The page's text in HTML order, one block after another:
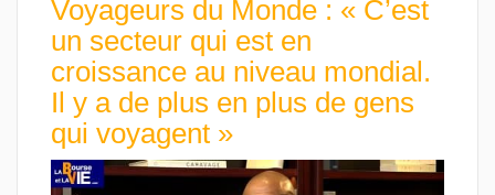
Voyageurs du Monde : « C’est
un secteur qui est en
croissance au niveau mondial.
Il y a de plus en plus de gens
qui voyagent »